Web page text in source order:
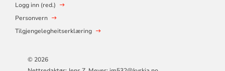
Logg inn (red.)
Personvern
Tilgjengelegheitserklæring
© 2026